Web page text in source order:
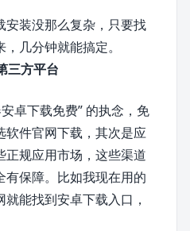
安装没那么复杂，只要找
几分钟就能搞定。
三方平台
卓下载免费” 的执念，免
软件官网下载，其次是应
正规应用市场，这些渠道
有保障。比如我现在用的
能找到安卓下载入口，